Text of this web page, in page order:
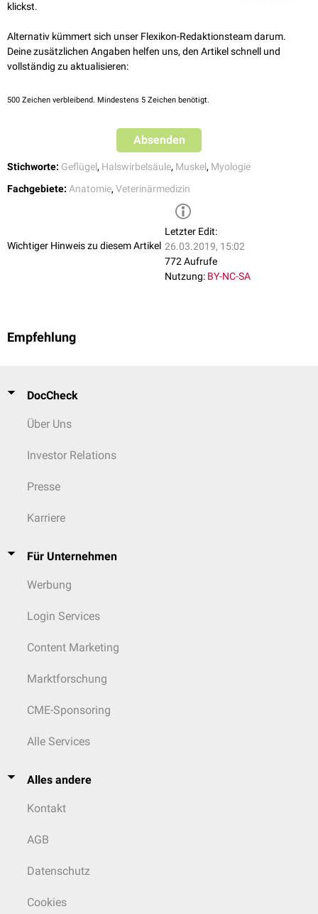
Bei derTaube
Brustwirbel verlaufen. Bei derEntebesteht der Musculus thoracicus
ascendens aus drei Teile, die sich zwischen den hinteren Halswirblen und
den vorderen Brustwirbeln ausspannen.
Innervation
klickst.
Alternativ kümmert sich unser Flexikon-Redaktionsteam darum.
Deine zusätzlichen Angaben helfen uns, den Artikel schnell und
vollständig zu aktualisieren:
500 Zeichen verbleibend. Mindestens 5 Zeichen benötigt.
Absenden
Stichworte: Geflügel, Halswirbelsäule, Muskel, Myologie
Fachgebiete: Anatomie, Veterinärmedizin
Wichtiger Hinweis zu diesem Artikel
Letzter Edit:
26.03.2019, 15:02
772 Aufrufe
Nutzung: BY-NC-SA
Empfehlung
DocCheck
Über Uns
Investor Relations
Presse
Karriere
Für Unternehmen
Werbung
Login Services
Content Marketing
Marktforschung
CME-Sponsoring
Alle Services
Alles andere
Kontakt
AGB
Datenschutz
Cookies